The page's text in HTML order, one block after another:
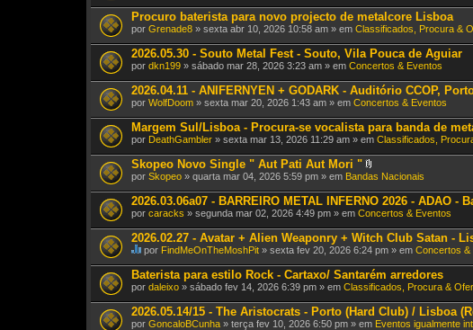
Procuro baterista para novo projecto de metalcore Lisboa
por Grenade8 » sexta abr 10, 2026 10:58 am » em Classificados, Procura &
2026.05.30 - Souto Metal Fest - Souto, Vila Pouca de Aguiar
por dkn199 » sábado mar 28, 2026 3:23 am » em Concertos & Eventos
2026.04.11 - ANIFERNYEN + GODARK - Auditório CCOP,
por WolfDoom » sexta mar 20, 2026 1:43 am » em Concertos & Eventos
Margem Sul/Lisboa - Procura-se vocalista para banda de
por DeathGambler » sexta mar 13, 2026 11:29 am » em Classificados,
Skopeo Novo Single " Aut Pati Aut Mori "
A
e
x
o
(
s
)
por Skopeo » quarta mar 04, 2026 5:59 pm » em Bandas Nacionais
2026.03.06a07 - BARREIRO METAL INFERNO 2026 - ADAO -
por caracks » segunda mar 02, 2026 4:49 pm » em Concertos & Eventos
2026.02.27 - Avatar + Alien Weaponry + Witch Club Satan -
E
s
t
e
T
ó
p
por FindMeOnTheMoshPit » sexta fev 20, 2026 6:24 pm » em Concertos &
Baterista para estilo Rock - Cartaxo/ Santarém arredores
por daleixo » sábado fev 14, 2026 6:39 pm » em Classificados, Procura &
2026.05.14/15 - The Aristocrats - Porto (Hard Club) / Lisboa
por GoncaloBCunha » terça fev 10, 2026 6:50 pm » em Eventos igualmente